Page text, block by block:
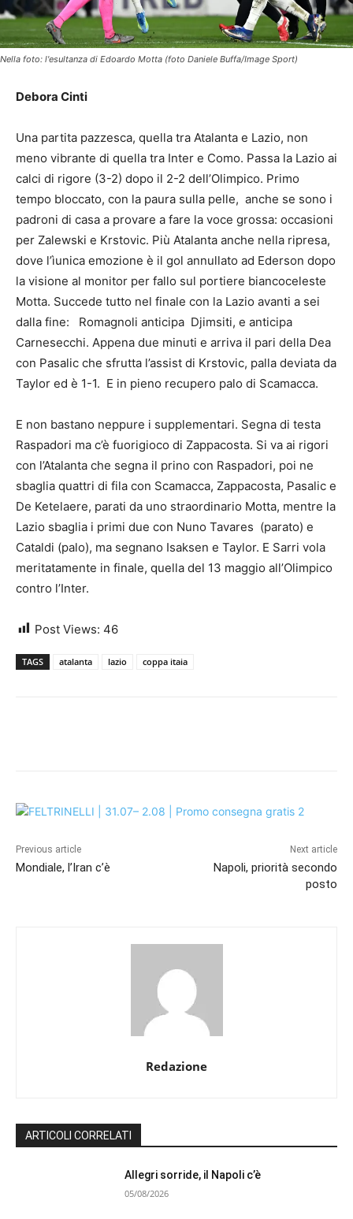
Nella foto: l'esultanza di Edoardo Motta (foto Daniele Buffa/Image Sport)
Debora Cinti
Una partita pazzesca, quella tra Atalanta e Lazio, non
meno vibrante di quella tra Inter e Como. Passa la Lazio ai
calci di rigore (3-2) dopo il 2-2 dell’Olimpico. Primo
tempo bloccato, con la paura sulla pelle, anche se sono i
padroni di casa a provare a fare la voce grossa: occasioni
per Zalewski e Krstovic. Più Atalanta anche nella ripresa,
dove l’ìunica emozione è il gol annullato ad Ederson dopo
la visione al monitor per fallo sul portiere biancoceleste
Motta. Succede tutto nel finale con la Lazio avanti a sei
dalla fine: Romagnoli anticipa Djimsiti, e anticipa
Carnesecchi. Appena due minuti e arriva il pari della Dea
con Pasalic che sfrutta l’assist di Krstovic, palla deviata da
Taylor ed è 1-1. E in pieno recupero palo di Scamacca.
E non bastano neppure i supplementari. Segna di testa
Raspadori ma c’è fuorigioco di Zappacosta. Si va ai rigori
con l’Atalanta che segna il prino con Raspadori, poi ne
sbaglia quattri di fila con Scamacca, Zappacosta, Pasalic e
De Ketelaere, parati da uno straordinario Motta, mentre la
Lazio sbaglia i primi due con Nuno Tavares (parato) e
Cataldi (palo), ma segnano Isaksen e Taylor. E Sarri vola
meritatamente in finale, quella del 13 maggio all’Olimpico
contro l’Inter.
Post Views: 46
TAGS atalanta lazio coppa itaia
Previous article
Mondiale, l’Iran c’è
Next article
Napoli, priorità secondo
posto
Redazione
ARTICOLI CORRELATI
Allegri sorride, il Napoli c’è
05/08/2026